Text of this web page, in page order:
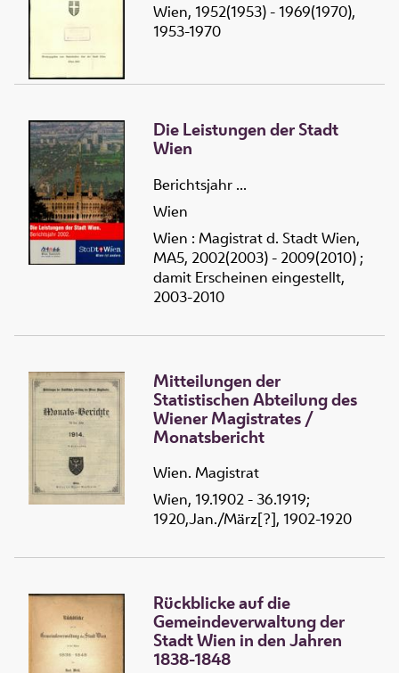
Wien, 1952(1953) - 1969(1970),
1953-1970
Die Leistungen der Stadt
Wien
Berichtsjahr ...
Wien
Wien : Magistrat d. Stadt Wien,
MA5, 2002(2003) - 2009(2010) ;
damit Erscheinen eingestellt,
2003-2010
Mitteilungen der
Statistischen Abteilung des
Wiener Magistrates /
Monatsbericht
Wien. Magistrat
Wien, 19.1902 - 36.1919;
1920,Jan./März[?], 1902-1920
Rückblicke auf die
Gemeindeverwaltung der
Stadt Wien in den Jahren
1838-1848